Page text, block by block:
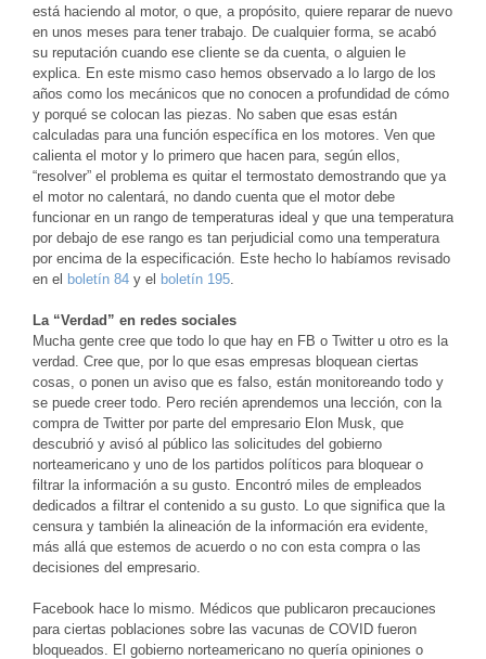
está haciendo al motor, o que, a propósito, quiere reparar de nuevo
en unos meses para tener trabajo. De cualquier forma, se acabó
su reputación cuando ese cliente se da cuenta, o alguien le
explica. En este mismo caso hemos observado a lo largo de los
años como los mecánicos que no conocen a profundidad de cómo
y porqué se colocan las piezas. No saben que esas están
calculadas para una función específica en los motores. Ven que
calienta el motor y lo primero que hacen para, según ellos,
“resolver” el problema es quitar el termostato demostrando que ya
el motor no calentará, no dando cuenta que el motor debe
funcionar en un rango de temperaturas ideal y que una temperatura
por debajo de ese rango es tan perjudicial como una temperatura
por encima de la especificación. Este hecho lo habíamos revisado
en el boletín 84 y el boletín 195
La “Verdad” en redes sociales
Mucha gente cree que todo lo que hay en FB o Twitter u otro es la
verdad. Cree que, por lo que esas empresas bloquean ciertas
cosas, o ponen un aviso que es falso, están monitoreando todo y
se puede creer todo. Pero recién aprendemos una lección, con la
compra de Twitter por parte del empresario Elon Musk, que
descubrió y avisó al público las solicitudes del gobierno
norteamericano y uno de los partidos políticos para bloquear o
filtrar la información a su gusto. Encontró miles de empleados
dedicados a filtrar el contenido a su gusto. Lo que significa que la
censura y también la alineación de la información era evidente,
más allá que estemos de acuerdo o no con esta compra o las
decisiones del empresario.
Facebook hace lo mismo. Médicos que publicaron precauciones
para ciertas poblaciones sobre las vacunas de COVID fueron
bloqueados. El gobierno norteamericano no quería opiniones o